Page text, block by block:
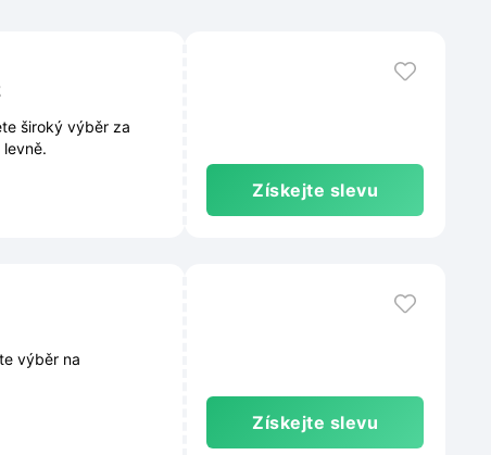
široký výběr za
Získejte slevu
výběr na
Získejte slevu